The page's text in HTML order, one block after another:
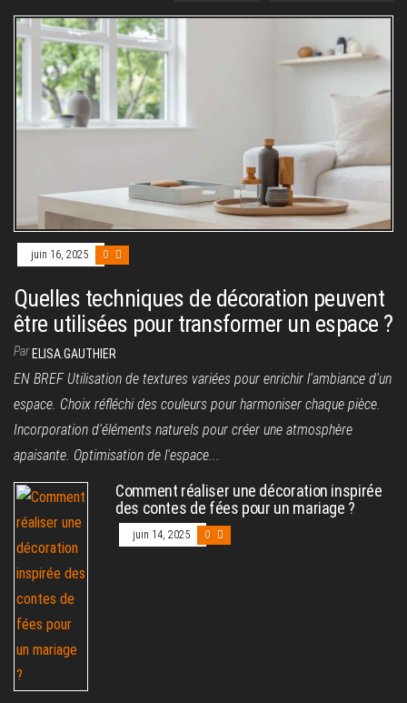
juin 16, 2025 0
Quelles techniques de décoration peuvent
être utilisées pour transformer un espace ?
Par ELISA.GAUTHIER
EN BREF Utilisation de textures variées pour enrichir l'ambiance d'un
espace. Choix réfléchi des couleurs pour harmoniser chaque pièce.
Incorporation d'éléments naturels pour créer une atmosphère
apaisante. Optimisation de l'espace...
Comment réaliser une décoration inspirée
des contes de fées pour un mariage ?
juin 14, 2025 0